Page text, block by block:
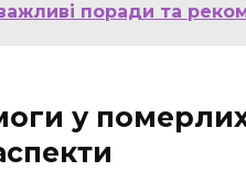
поради та
у